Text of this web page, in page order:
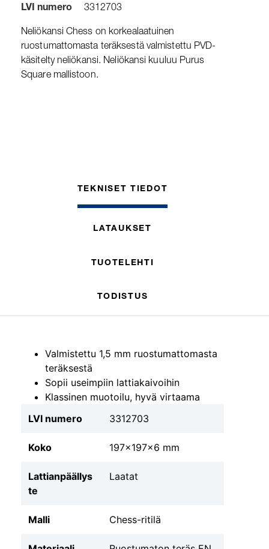
LVI numero 3312703
Neliökansi Chess on korkealaatuinen
ruostumattomasta teräksestä valmistettu PVD-
käsitelty neliökansi. Neliökansi kuuluu Purus
Square mallistoon.
TEKNISET TIEDOT
LATAUKSET
TUOTELEHTI
TODISTUS
Valmistettu 1,5 mm ruostumattomasta
teräksestä
Sopii useimpiin lattiakaivoihin
Klassinen muotoilu, hyvä virtaama
LVI numero
3312703
Koko 197x197x6 mm
Lattianpäällys
te
Laatat
Malli Chess-ritilä